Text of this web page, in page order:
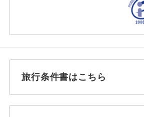
旅行条件書はこちら